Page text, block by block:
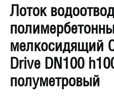
Лоток
мелкосидящий
Drive DN100
полуметровый